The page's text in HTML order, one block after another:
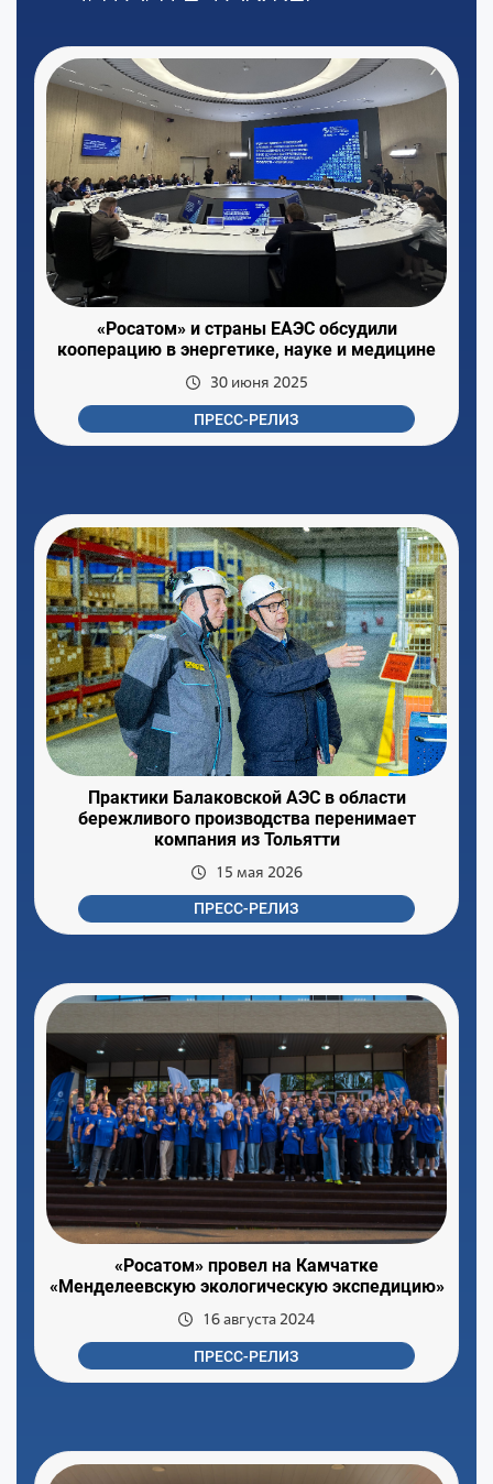
«Росатом» и страны ЕАЭС обсудили
кооперацию в энергетике, науке и медицине
30 июня 2025
ПРЕСС-РЕЛИЗ
Практики Балаковской АЭС в области
бережливого производства перенимает
компания из Тольятти
15 мая 2026
ПРЕСС-РЕЛИЗ
«Росатом» провел на Камчатке
«Менделеевскую экологическую экспедицию»
16 августа 2024
ПРЕСС-РЕЛИЗ